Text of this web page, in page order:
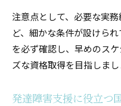
注意点として、必要な実
ど、細かな条件が設けら
を必ず確認し、早めのス
ズな資格取得を目指しまし
発達障害支援に役立つ